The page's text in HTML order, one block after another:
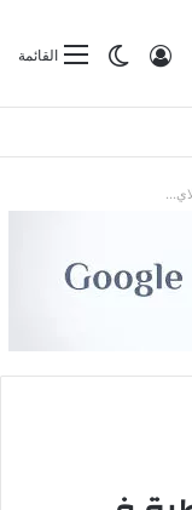
القائمةالوضع
تسجيل الدخول
الهجرة في سبتة